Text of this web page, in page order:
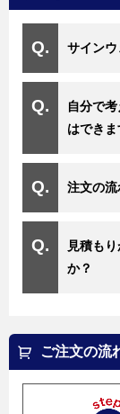
サインウ
自分で
はできま
注文の流
見積も
か？
ご注文の流